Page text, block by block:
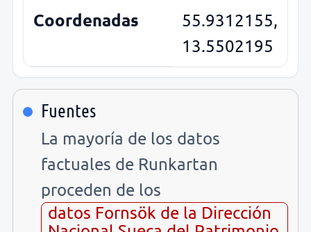
Coordenadas
55.9312155,
13.5502195
Fuentes
La mayoría de los datos
factuales de Runkartan
proceden de los
datos Fornsök de la Dirección